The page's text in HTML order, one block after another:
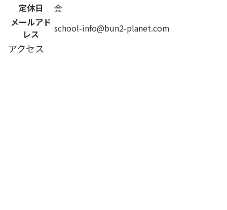
定休日
金
メールアド
レス
school-info@bun2-planet.com
アクセス